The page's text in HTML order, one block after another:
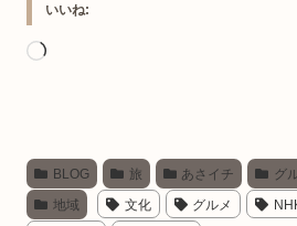
いいね:
読
中…
BLOG 旅 あさイチ グ
地域 文化 グルメ